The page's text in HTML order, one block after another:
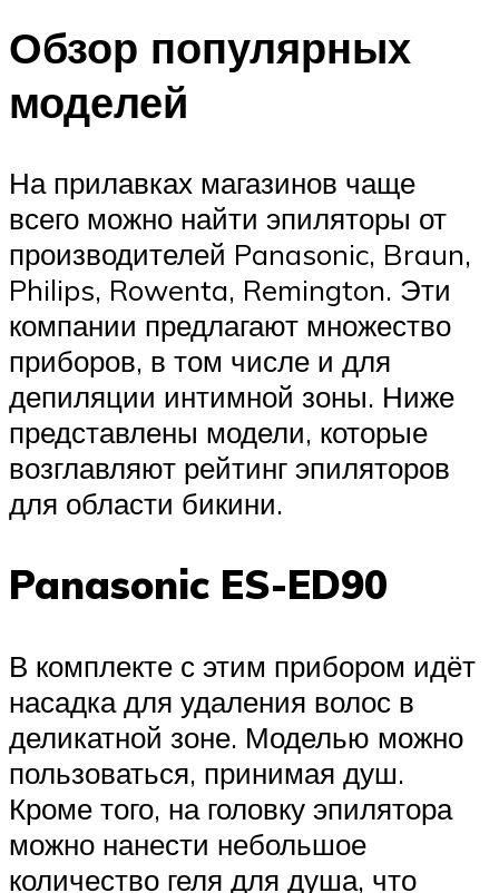
Обзор популярных
моделей
На прилавках магазинов чаще
всего можно найти эпиляторы от
производителей Panasonic, Braun,
Philips, Rowenta, Remington. Эти
компании предлагают множество
приборов, в том числе и для
депиляции интимной зоны. Ниже
представлены модели, которые
возглавляют рейтинг эпиляторов
для области бикини.
Panasonic ES-ED90
В комплекте с этим прибором идёт
насадка для удаления волос в
деликатной зоне. Моделью можно
пользоваться, принимая душ.
Кроме того, на головку эпилятора
можно нанести небольшое
количество геля для душа, что